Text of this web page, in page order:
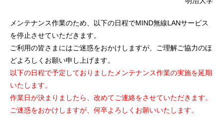
メンテナンス作業のため、以下の日程でMIND無線LANサービス
を停止させていただきます。
ご利用の皆さまにはご迷惑をおかけしますが、ご理解ご協力のほ
どよろしくお願い申し上げます。
以下の日程で予定しておりましたメンテナンス作業の実施を延期
いたします。
作業日が決まりましたら、改めてご連絡をさせていただきます。
ご迷惑をおかけしますが、何卒よろしくお願いいたします。